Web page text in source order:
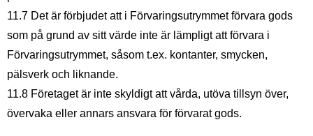
11.7 Det är förbjudet att i Förvaringsutrymmet förvara gods
som på grund av sitt värde inte är lämpligt att förvara i
Förvaringsutrymmet, såsom t.ex. kontanter, smycken,
pälsverk och liknande.
11.8 Företaget är inte skyldigt att vårda, utöva tillsyn över,
övervaka eller annars ansvara för förvarat gods.